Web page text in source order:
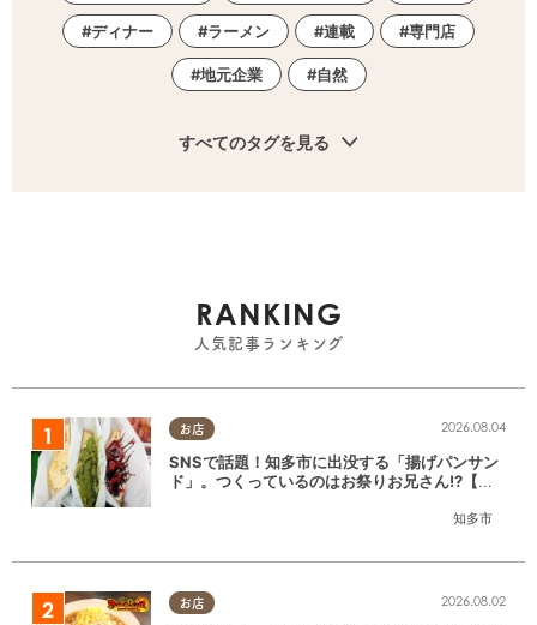
ディナー ラーメン 連載 専門店
地元企業 自然
すべてのタグを見る
RANKING
人気記事ランキング
お店
知多市
2026.08.04
SNSで話題！知多市に出没する「揚げパンサン
ド」。つくっているのはお祭りお兄さん!?【ち
お店 2026.08.02